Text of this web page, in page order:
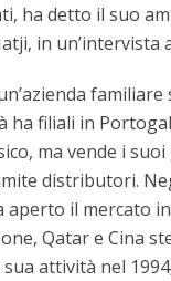
ha detto il suo
in un’intervista
familiare
ha filiali in
ma vende i
distributori.
aperto il mercato
Qatar e Cina
attività nel